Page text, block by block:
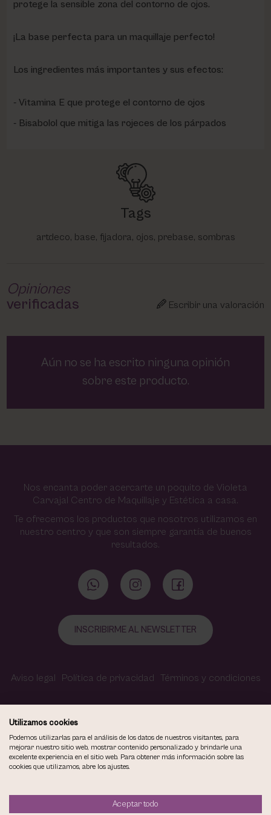
protege la sensible zona del contorno de ojos.
¡La base perfecta para un maquillaje perfecto!
Los ingredientes más importantes y sus efectos:
Vitamina E que protege el contorno de ojos
Bisabolol que mitiga las rojeces de los párpados
Tags
artdeco, base, fijadora, ojos, prebase, sombras
Opiniones
verificadas
Escribir una valoración
Aún no se ha escrito ninguna opinión
sobre este producto.
Nos encanta poder acercarte un poquito de Violeta
Carvajal Centro de Maquillaje y Estética a casa.
Te ofrecemos los productos que nosotros utilizamos en
nuestro centro y que son siempre garantía de buenos
resultados.
INSCRIBIRME AL NEWSLETTER
Aviso legal Política de privacidad Términos y condiciones
Política de cookies Contacto Accesibilidad
COPYRIGHT © 2026
DISEÑO WEB SGM
Utilizamos cookies
Podemos utilizarlas para el análisis de los datos de nuestros visitantes, para
mejorar nuestro sitio web, mostrar contenido personalizado y brindarle una
excelente experiencia en el sitio web. Para obtener más información sobre las
cookies que utilizamos, abre los ajustes.
Aceptar todo